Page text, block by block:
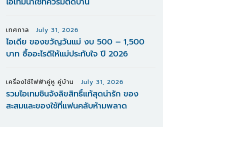
เทศกาล July 31, 2026
ไอเดีย ของขวัญวันแม่ งบ 500 – 1,500
บาท ซื้ออะไรดีให้แม่ประทับใจ ปี 2026
เครื่องใช้ไฟฟ้าคู่หู คู่บ้าน July 31, 2026
รวมไอเทมชินจังลิขสิทธิ์แท้สุดน่ารัก ของ
สะสมและของใช้ที่แฟนคลับห้ามพลาด